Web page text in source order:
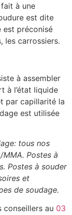
à une
est dite
est préconisé
les carrossiers.
à assembler
à l’état liquide
par capillarité la
est utilisée
tous nos
Postes à
Postes à souder
et
de soudage.
conseillers au 03